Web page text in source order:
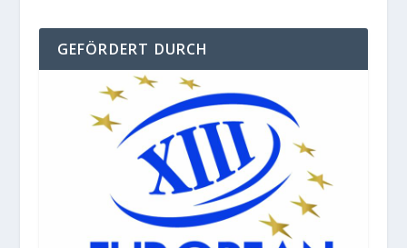
GEFÖRDERT DURCH